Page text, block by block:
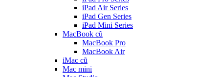
iPad Air Series
iPad Gen Series
iPad Mini Series
MacBook cũ
MacBook Pro
MacBook Air
iMac cũ
Mac mini